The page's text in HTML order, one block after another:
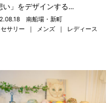
い」をデザインする...
南船場・新町
サリー
メンズ レディース